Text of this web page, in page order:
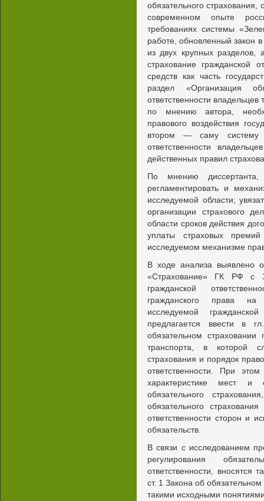
обязательного
современном опыте
требованиях системы
работе, обновленный закон
из двух крупных разделов,
страхование гражданской
средств как часть
раздел «Организация
ответственности
по мнению автора,
правового воздействия
втором — саму систему
ответственности
действенных правил
По мнению
регламентировать и
исследуемой области;
организации страхового
области сроков действия
уплаты страховых
исследуемом механизме
В ходе анализа выявлено
«Страхование» ГК РФ с
гражданской
гражданского права на
исследуемой
предлагается ввести в
обязательном страховании
транспорта, в которой
страхования и порядок
ответственности. При
характеристике мест и
обязательного
обязательного
ответственности сторон и
обязательств.
В связи с исследованием
регулирования
ответственности, вносятся
ст. 1 Закона об
такими исходными